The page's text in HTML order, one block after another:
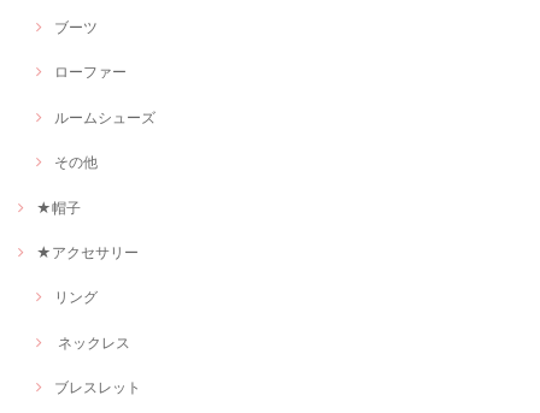
ブーツ
ローファー
ルームシューズ
その他
★帽子
★アクセサリー
リング
ネックレス
ブレスレット